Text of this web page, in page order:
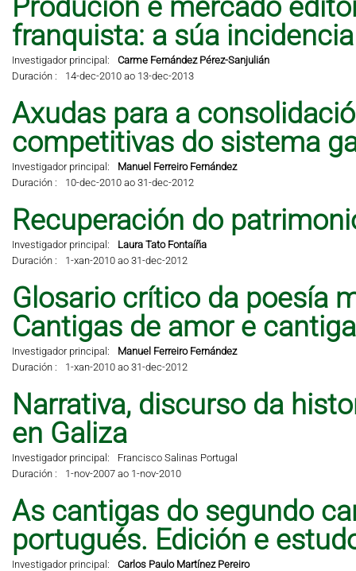
Produción e mercado
franquista: a súa
Investigador principal:
Carme Fernández Pérez-Sanjulián
Duración :
14-dec-2010 ao 13-dec-2013
Axudas para a
competitivas do sistema
Investigador principal:
Manuel Ferreiro Fernández
Duración :
10-dec-2010 ao 31-dec-2012
Recuperación do
Investigador principal:
Laura Tato Fontaíña
Duración :
1-xan-2010 ao 31-dec-2012
Glosario crítico da poesía
Cantigas de amor e
Investigador principal:
Manuel Ferreiro Fernández
Duración :
1-xan-2010 ao 31-dec-2012
Narrativa, discurso da
en Galiza
Investigador principal:
Francisco Salinas Portugal
Duración :
1-nov-2007 ao 1-nov-2010
As cantigas do segundo
portugués. Edición e
Investigador principal:
Carlos Paulo Martínez Pereiro